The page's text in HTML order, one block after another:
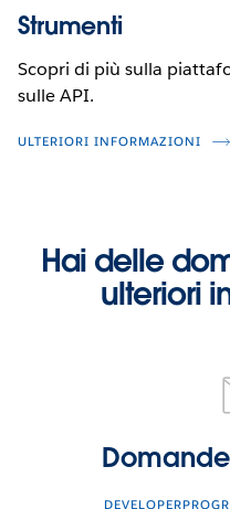
Strumenti
Scopri di più sulla
sulle API.
ULTERIORI INFORMAZIONI
Hai delle
ulteriori